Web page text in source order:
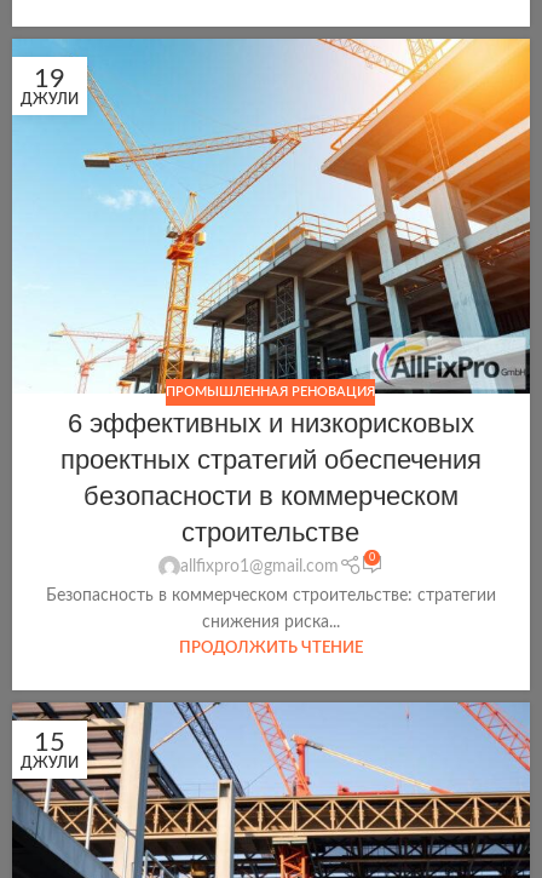
19
ДЖУЛИ
ПРОМЫШЛЕННАЯ РЕНОВАЦИЯ
6 эффективных и низкорисковых
проектных стратегий обеспечения
безопасности в коммерческом
строительстве
allfixpro1@gmail.com
0
Безопасность в коммерческом строительстве: стратегии
снижения риска...
ПРОДОЛЖИТЬ ЧТЕНИЕ
15
ДЖУЛИ